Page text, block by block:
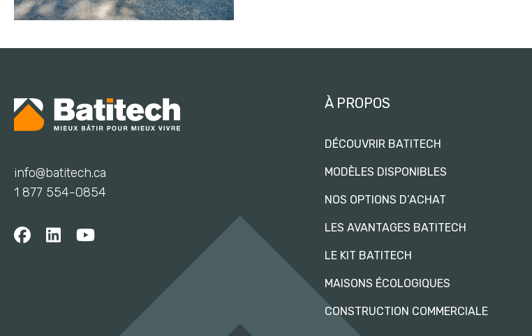
info@batitech.ca
1 877 554-0854
À PROPOS
DÉCOUVRIR BATITECH
MODÈLES DISPONIBLES
NOS OPTIONS D’ACHAT
LES AVANTAGES BATITECH
LE KIT BATITECH
MAISONS ÉCOLOGIQUES
CONSTRUCTION COMMERCIALE